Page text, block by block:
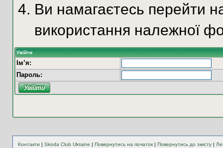
Ви намагаєтесь перейти
використання належної
Увійти
Ім’я:
Пароль:
Контакти | Skoda Club Ukraine | Повернутись на початок| Повернутись до змісту|